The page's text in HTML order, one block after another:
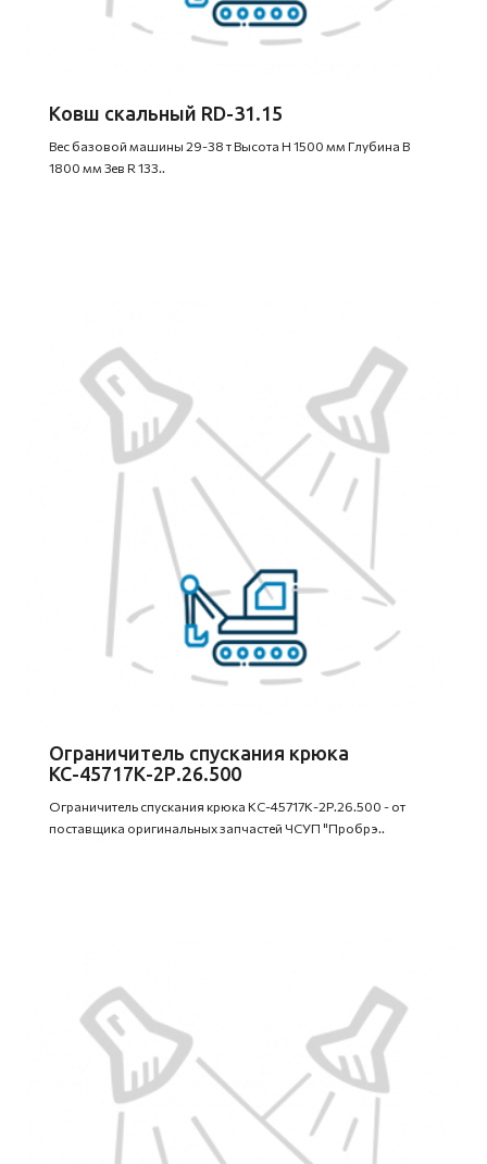
Ковш скальный RD-31.15
Вес базовой машины 29-38 т Высота H 1500 мм Глубина B
1800 мм Зев R 133..
Ограничитель спускания крюка
КС-45717К-2Р.26.500
Ограничитель спускания крюка КС-45717К-2Р.26.500 - от
поставщика оригинальных запчастей ЧСУП "Пробрэ..